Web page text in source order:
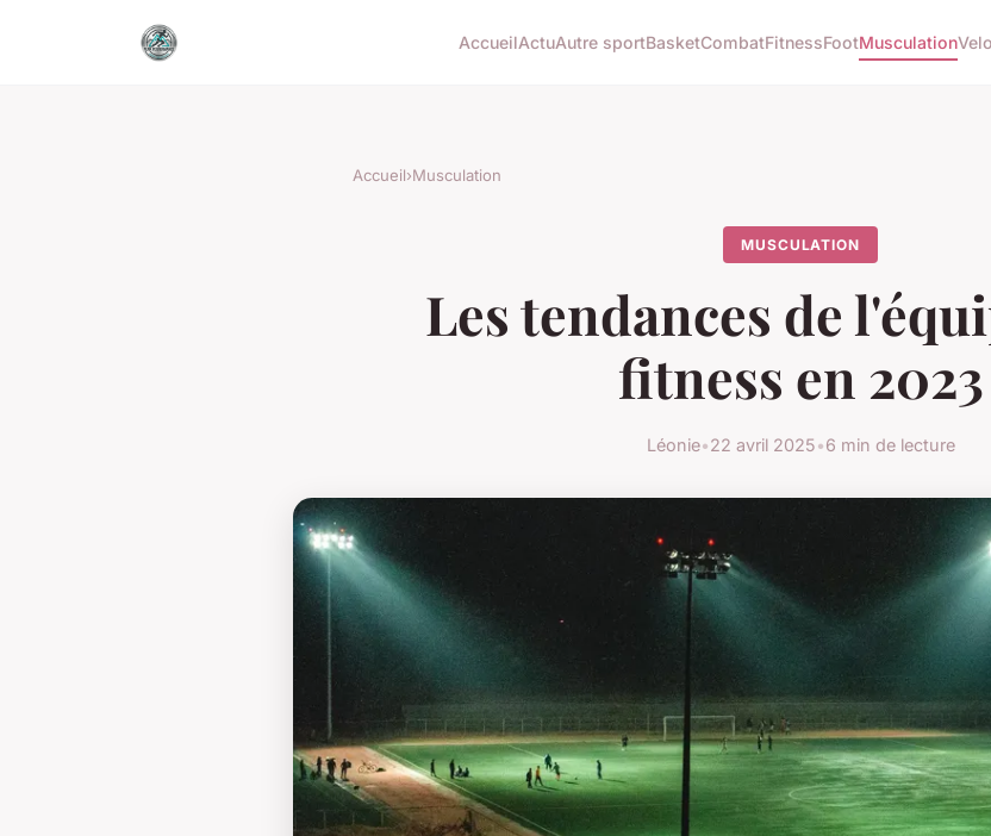
AccueilActuAutre sportBasketCombatFitnessFootMusculationVelo
Accueil›Musculation
MUSCULATION
Les tendances de
fitness en 2023
Léonie•22 avril 2025•6 min de lecture